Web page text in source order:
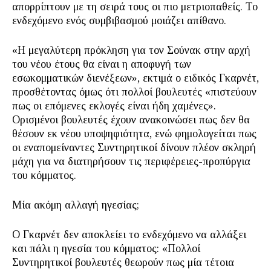
απορρίπτουν με τη σειρά τους οι πιο μετριοπαθείς. Το
ενδεχόμενο ενός συμβιβασμού μοιάζει απίθανο.
«Η μεγαλύτερη πρόκληση για τον Σούνακ στην αρχή
του νέου έτους θα είναι η αποφυγή των
εσωκομματικών διενέξεων», εκτιμά ο ειδικός Γκαρνέτ,
προσθέτοντας όμως ότι πολλοί βουλευτές «πιστεύουν
πως οι επόμενες εκλογές είναι ήδη χαμένες».
Ορισμένοι βουλευτές έχουν ανακοινώσει πως δεν θα
θέσουν εκ νέου υποψηφιότητα, ενώ φημολογείται πως
οι εναπομείναντες Συντηρητικοί δίνουν πλέον σκληρή
μάχη για να διατηρήσουν τις περιφέρειες-προπύργια
του κόμματος.
Μία ακόμη αλλαγή ηγεσίας;
Ο Γκαρνέτ δεν αποκλείει το ενδεχόμενο να αλλάξει
και πάλι η ηγεσία του κόμματος: «Πολλοί
Συντηρητικοί βουλευτές θεωρούν πως μία τέτοια